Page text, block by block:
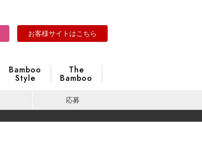
お客様サイトはこちら
Bamboo
Style
The
Bamboo
応募